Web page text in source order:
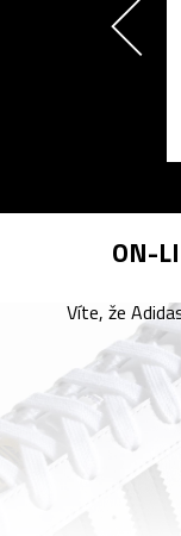
ON-
Víte, že